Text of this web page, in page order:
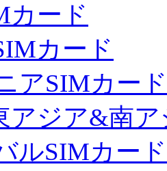
カード
カード
アSIMカード
アジア&南
ルSIMカード